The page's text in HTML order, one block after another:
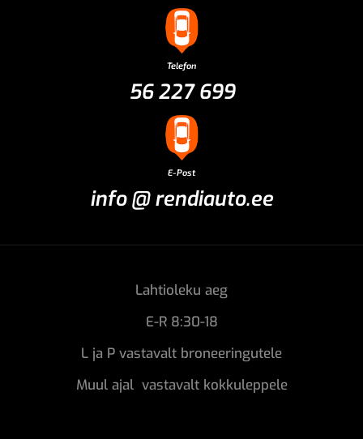
Telefon
56 227 699
E-Post
info @ rendiauto.ee
Lahtioleku aeg
E-R 8:30-18
L ja P vastavalt broneeringutele
Muul ajal vastavalt kokkuleppele